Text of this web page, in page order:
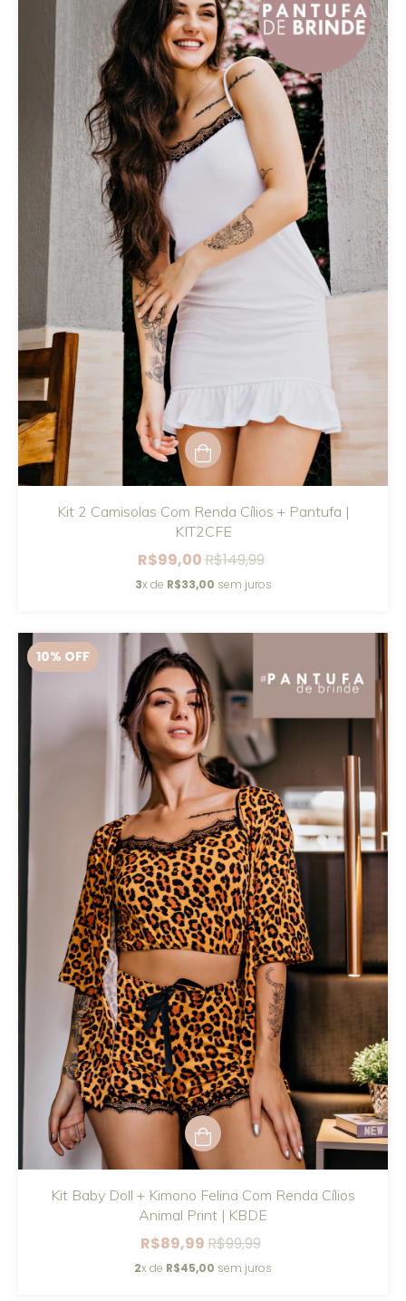
Kit 2 Camisolas Com Renda Cílios + Pantufa |
KIT2CFE
R$99,00R$149,99
3x de R$33,00 sem juros
10% OFF
Kit Baby Doll + Kimono Felina Com Renda Cílios
Animal Print | KBDE
R$89,99R$99,99
2x de R$45,00 sem juros